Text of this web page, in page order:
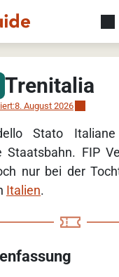
Trenitalia
8. August 2026
Stato
Staatsbahn. FIP
nur bei der
Italien.